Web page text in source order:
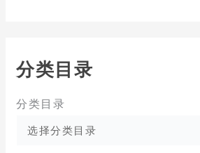
分类目录
分类目录